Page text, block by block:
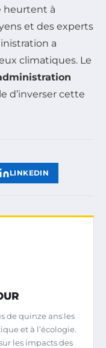
heurtent à
et des experts
a
climatiques. Le
d’inverser cette
LINKEDIN
de quinze ans les
et à l’écologie.
les impacts des